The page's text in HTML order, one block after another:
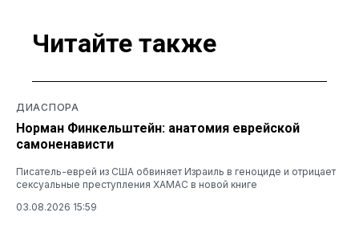
Читайте также
ДИАСПОРА
Норман Финкельштейн: анатомия еврейской
самоненависти
Писатель-еврей из США обвиняет Израиль в геноциде и отрицает
сексуальные преступления ХАМАС в новой книге
03.08.2026 15:59